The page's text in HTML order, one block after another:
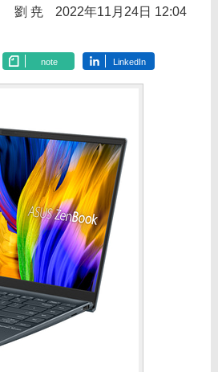
劉 尭 2022年11月24日 12:04
note LinkedIn